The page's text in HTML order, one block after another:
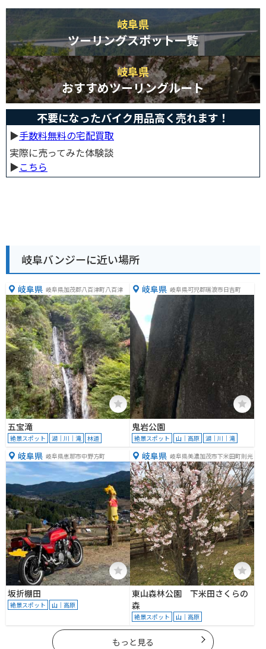
岐阜県
ツーリングスポット一覧
岐阜県
おすすめツーリングルート
不要になったバイク用品高く売れます！
▶︎手数料無料の宅配買取
実際に売ってみた体験談
▶︎こちら
岐阜バンジーに近い場所
岐阜県 岐阜県加茂郡八百津町八百津
五宝滝
絶景スポット 湖｜川｜滝 林道
岐阜県 岐阜県可児郡瑞浪市日吉町
鬼岩公園
絶景スポット 山｜高原 湖｜川｜滝
岐阜県 岐阜県恵那市中野方町
坂折棚田
絶景スポット 山｜高原
岐阜県 岐阜県美濃加茂市下米田町則光
東山森林公園 下米田さくらの
森
絶景スポット 山｜高原
もっと見る